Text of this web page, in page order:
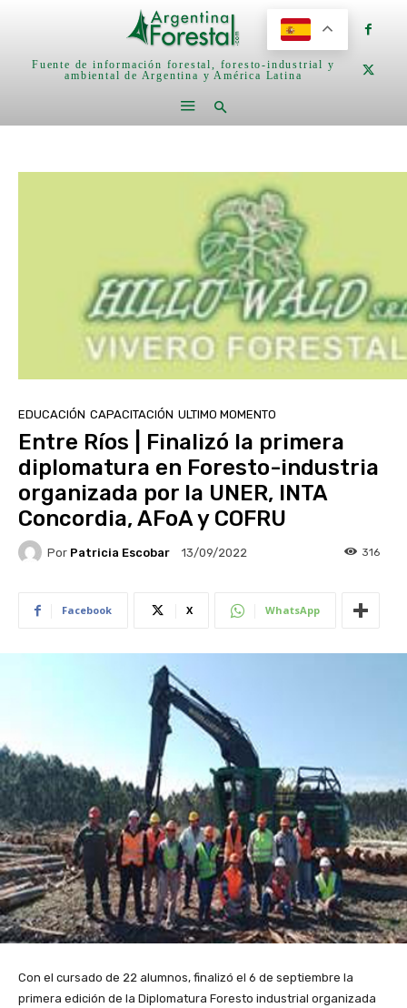
Fuente de información forestal, foresto-industrial y
ambiental de Argentina y América Latina
EDUCACIÓN CAPACITACIÓN ULTIMO MOMENTO
Entre Ríos | Finalizó la primera
diplomatura en Foresto-industria
organizada por la UNER, INTA
Concordia, AFoA y COFRU
Por Patricia Escobar 13/09/2022 316
Facebook X WhatsApp
Con el cursado de 22 alumnos, finalizó el 6 de septiembre la
primera edición de la Diplomatura Foresto industrial organizada